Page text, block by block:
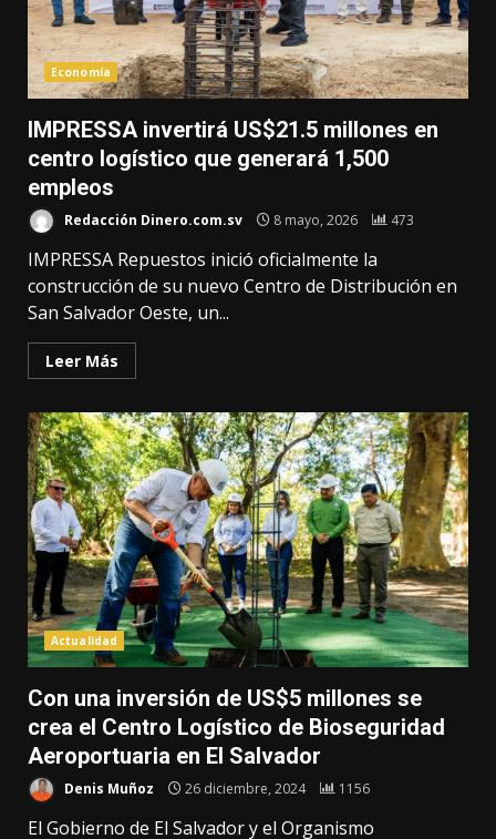
Economía
IMPRESSA invertirá US$21.5 millones en
centro logístico que generará 1,500
empleos
Redacción Dinero.com.sv 8 mayo, 2026 473
IMPRESSA Repuestos inició oficialmente la
construcción de su nuevo Centro de Distribución en
San Salvador Oeste, un...
Leer Más
Actualidad
Con una inversión de US$5 millones se
crea el Centro Logístico de Bioseguridad
Aeroportuaria en El Salvador
Denis Muñoz 26 diciembre, 2024 1156
El Gobierno de El Salvador y el Organismo